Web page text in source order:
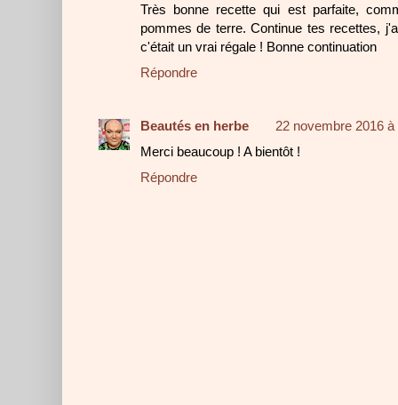
Très bonne recette qui est parfaite,
pommes de terre. Continue tes recettes,
c'était un vrai régale ! Bonne continuation
Répondre
Beautés en herbe
22 novembre 2016 à
Merci beaucoup ! A bientôt !
Répondre